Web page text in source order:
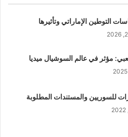
التوطين الإماراتي وتأثيرها
مؤثر في عالم السوشيال ميديا
للسوريين والمستندات المطلوبة